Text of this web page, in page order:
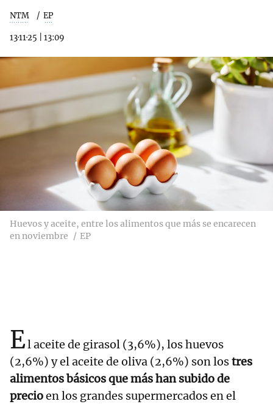
NTM EP
13·11·25 13:09
Huevos y aceite, entre los alimentos que más se encarecen
en noviembre
EP
El aceite de girasol (3,6%), los huevos
(2,6%) y el aceite de oliva (2,6%) son lostres
alimentos básicos que más han subido de
precioen los grandes supermercados en el